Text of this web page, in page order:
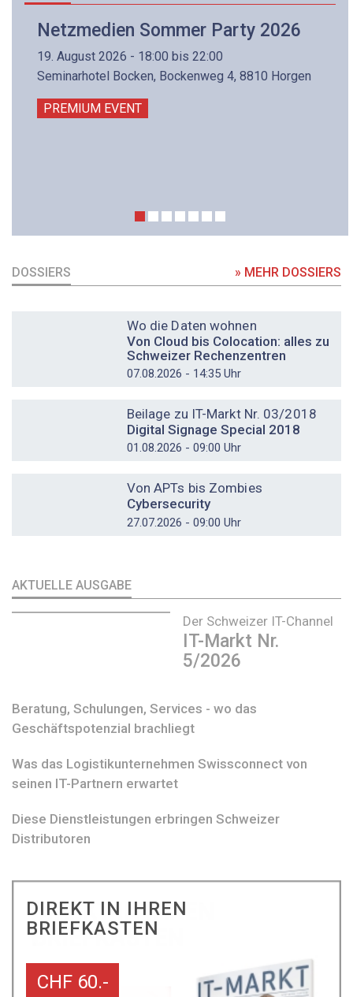
Netzmedien Sommer Party 2026
19. August 2026 - 18:00 bis 22:00
Seminarhotel Bocken, Bockenweg 4, 8810 Horgen
PREMIUM EVENT
DOSSIERS » MEHR DOSSIERS
Wo die Daten wohnen
Von Cloud bis Colocation: alles zu
Schweizer Rechenzentren
07.08.2026 - 14:35 Uhr
Beilage zu IT-Markt Nr. 03/2018
Digital Signage Special 2018
01.08.2026 - 09:00 Uhr
Von APTs bis Zombies
Cybersecurity
27.07.2026 - 09:00 Uhr
AKTUELLE AUSGABE
Der Schweizer IT-Channel
IT-Markt Nr.
5/2026
Beratung, Schulungen, Services - wo das
Geschäftspotenzial brachliegt
Was das Logistikunternehmen Swissconnect von
seinen IT-Partnern erwartet
Diese Dienstleistungen erbringen Schweizer
Distributoren
DIREKT IN IHREN
BRIEFKASTEN
CHF 60.-